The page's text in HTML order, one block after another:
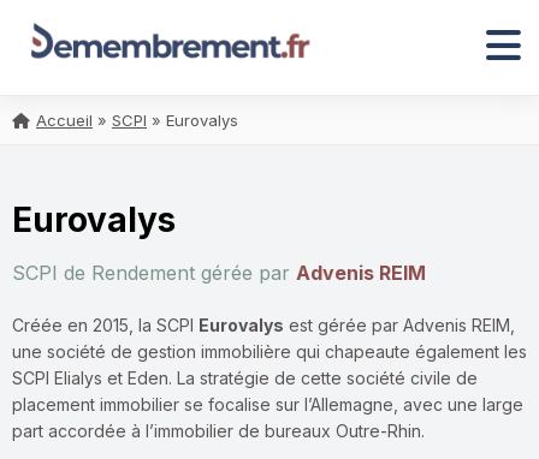
Accueil » SCPI » Eurovalys
Eurovalys
SCPI de Rendement gérée par Advenis REIM
Créée en 2015, la SCPI Eurovalys est gérée par Advenis REIM,
une société de gestion immobilière qui chapeaute également les
SCPI Elialys et Eden. La stratégie de cette société civile de
placement immobilier se focalise sur l’Allemagne, avec une large
part accordée à l’immobilier de bureaux Outre-Rhin.